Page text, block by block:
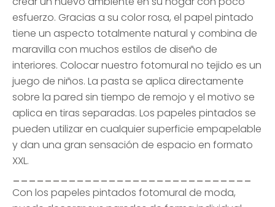
esfuerzo. Gracias a su color rosa, el papel pintado
tiene un aspecto totalmente natural y combina de
maravilla con muchos estilos de diseño de
interiores. Colocar nuestro fotomural no tejido es un
juego de niños. La pasta se aplica directamente
sobre la pared sin tiempo de remojo y el motivo se
aplica en tiras separadas. Los papeles pintados se
pueden utilizar en cualquier superficie empapelable
y dan una gran sensación de espacio en formato
XXL.
Con los papeles pintados fotomural de moda,